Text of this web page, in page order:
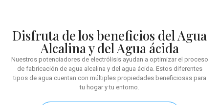
Disfruta de los beneficios del Agua
Alcalina y del Agua ácida
Nuestros potenciadores de electrólisis ayudan a optimizar el proceso
de fabricación de agua alcalina y del agua ácida. Estos diferentes
tipos de agua cuentan con múltiples propiedades beneficiosas para
tu hogar y tu entorno.